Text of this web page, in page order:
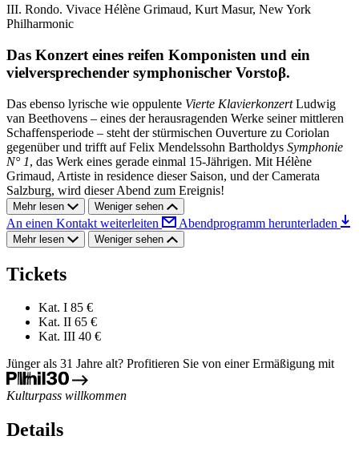
III. Rondo. Vivace Hélène Grimaud, Kurt Masur, New York
Philharmonic
Das Konzert eines reifen Komponisten und ein
vielversprechender symphonischer Vorstoβ.
Das ebenso lyrische wie oppulente Vierte KlavierkonzertLudwig
van Beethovens – eines der herausragenden Werke seiner mittleren
Schaffensperiode – steht der stürmischen Ouverture zu Coriolan
gegenüber und trifft auf Felix Mendelssohn Bartholdys Symphonie
N° 1, das Werk eines gerade einmal 15-Jährigen. Mit Hélène
Grimaud, Artiste in residence dieser Saison, und der Camerata
Salzburg, wird dieser Abend zum Ereignis!
Mehr lesen Weniger sehen
An einen Kontakt weiterleiten Abendprogramm herunterladen
Mehr lesen Weniger sehen
Tickets
Kat. I 85 €
Kat. II 65 €
Kat. III 40 €
Jünger als 31 Jahre alt? Profitieren Sie von einer Ermäßigung mit
Kulturpass willkommen
Details